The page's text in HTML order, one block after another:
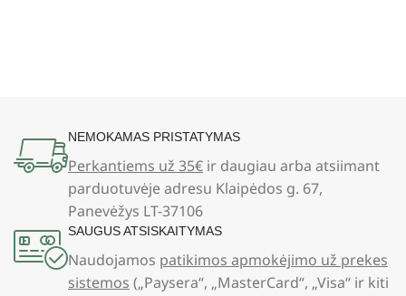
NEMOKAMAS PRISTATYMAS
Perkantiems už 35€ ir daugiau arba atsiimant
parduotuvėje adresu Klaipėdos g. 67,
Panevėžys LT-37106
SAUGUS ATSISKAITYMAS
Naudojamos patikimos apmokėjimo už prekes
sistemos („Paysera“, „MasterCard“, „Visa“ ir kiti